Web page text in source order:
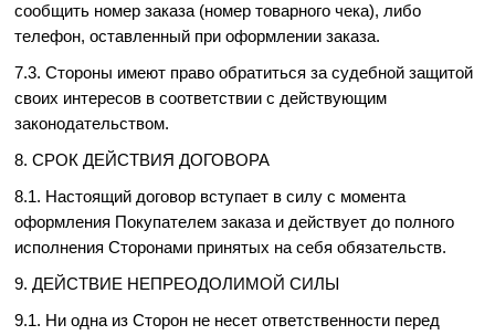
сообщить номер заказа (номер товарного чека), либо
телефон, оставленный при оформлении заказа.
7.3. Стороны имеют право обратиться за судебной защитой
своих интересов в соответствии с действующим
законодательством.
8. СРОК ДЕЙСТВИЯ ДОГОВОРА
8.1. Настоящий договор вступает в силу с момента
оформления Покупателем заказа и действует до полного
исполнения Сторонами принятых на себя обязательств.
9. ДЕЙСТВИЕ НЕПРЕОДОЛИМОЙ СИЛЫ
9.1. Ни одна из Сторон не несет ответственности перед